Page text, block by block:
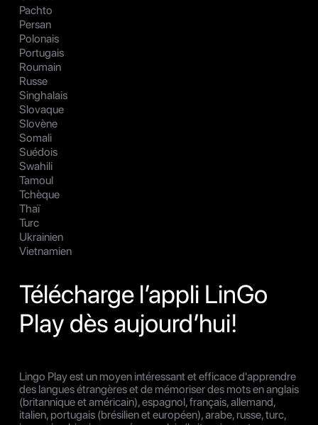
Pachto
Persan
Polonais
Portugais
Roumain
Russe
Singhalais
Slovaque
Slovène
Somali
Suédois
Swahili
Tamoul
Tchèque
Thaï
Turc
Ukrainien
Vietnamien
Télécharge l’appli LinGo
Play dès aujourd’hui!
Lingo Play est un moyen intéressant et efficace d'apprendre
des langues étrangères et de mémoriser des mots en anglais
(britannique et américain), espagnol, français, allemand,
italien, portugais (brésilien et européen), arabe, russe, turc,